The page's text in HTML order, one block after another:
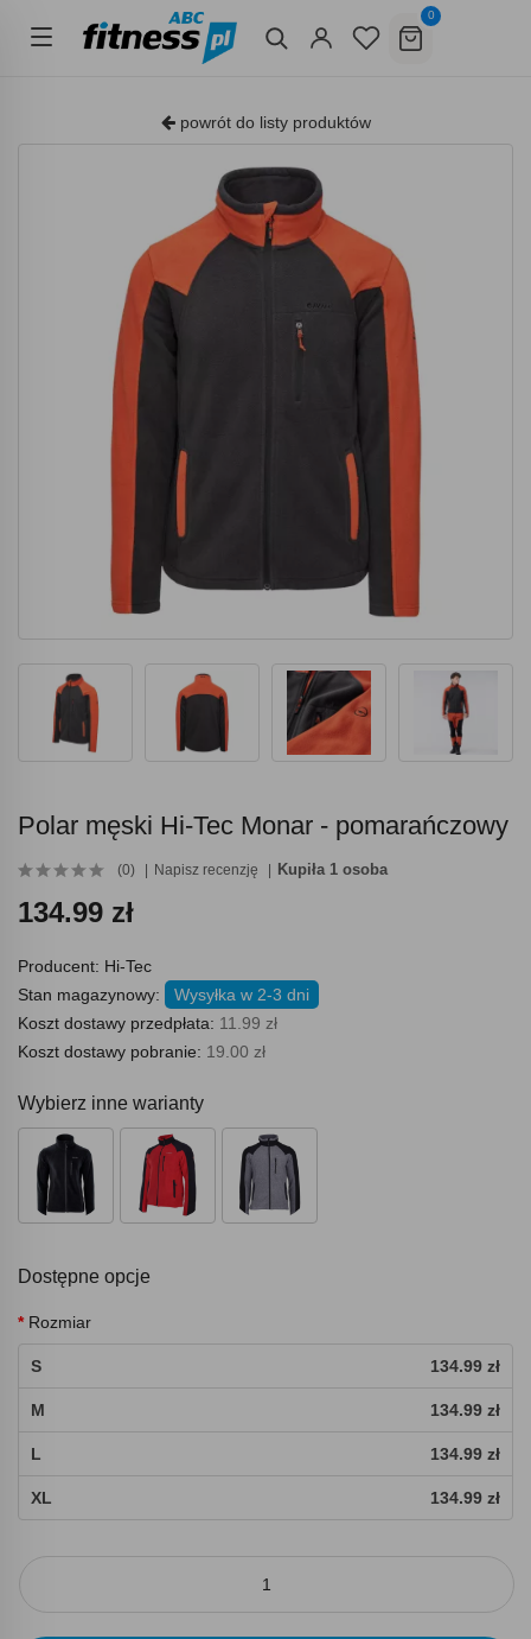
0
powrót do listy produktów
Polar męski Hi-Tec Monar - pomarańczowy
(0) Napisz recenzję Kupiła 1 osoba
134.99 zł
Producent: Hi-Tec
Stan magazynowy:
Wysyłka w 2-3 dni
Koszt dostawy przedpłata: 11.99 zł
Koszt dostawy pobranie: 19.00 zł
Wybierz inne warianty
Dostępne opcje
Rozmiar
S 134.99 zł
M 134.99 zł
L 134.99 zł
XL 134.99 zł